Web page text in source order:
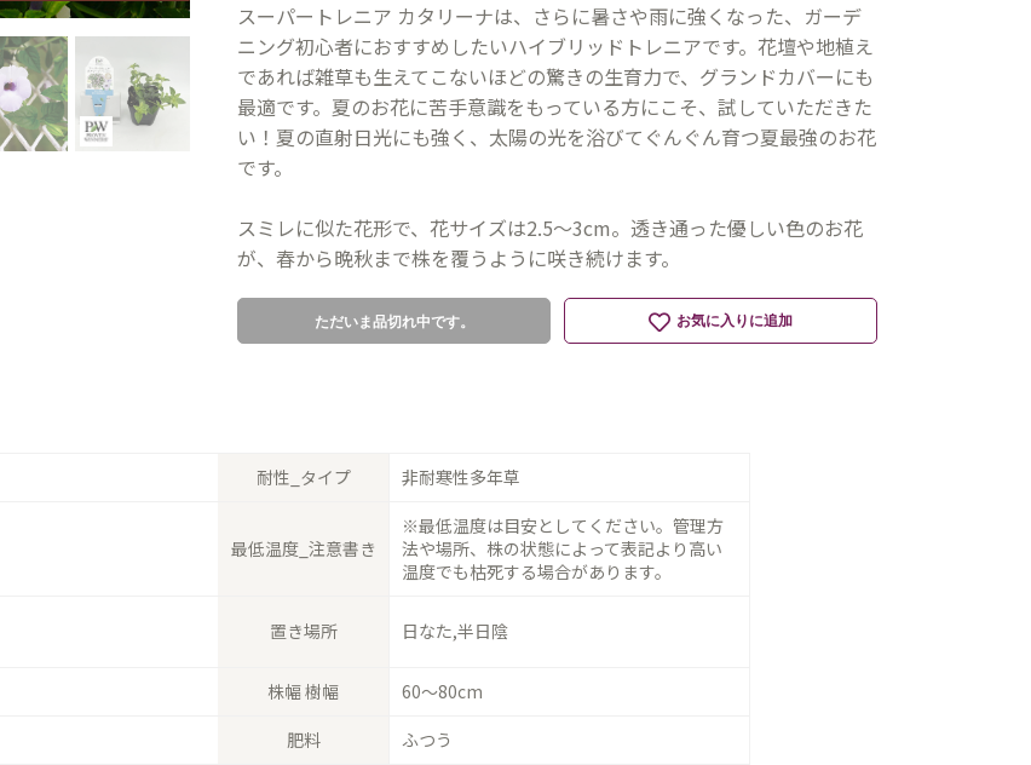
スーパートレニア カタリーナは、さらに暑さや雨に強くなった、ガーデ
ニング初心者におすすめしたいハイブリッドトレニアです。花壇や地植え
であれば雑草も生えてこないほどの驚きの生育力で、グランドカバーにも
最適です。夏のお花に苦手意識をもっている方にこそ、試していただきた
い！夏の直射日光にも強く、太陽の光を浴びてぐんぐん育つ夏最強のお花
です。
スミレに似た花形で、花サイズは2.5〜3cm。透き通った優しい色のお花
が、春から晩秋まで株を覆うように咲き続けます。
ただいま品切れ中です。 お気に入りに追加
耐性_タイプ 非耐寒性多年草
最低温度_注意書き
※最低温度は目安としてください。管理方
法や場所、株の状態によって表記より高い
温度でも枯死する場合があります。
置き場所 日なた,半日陰
株幅 樹幅
60〜80cm
肥料
ふつう